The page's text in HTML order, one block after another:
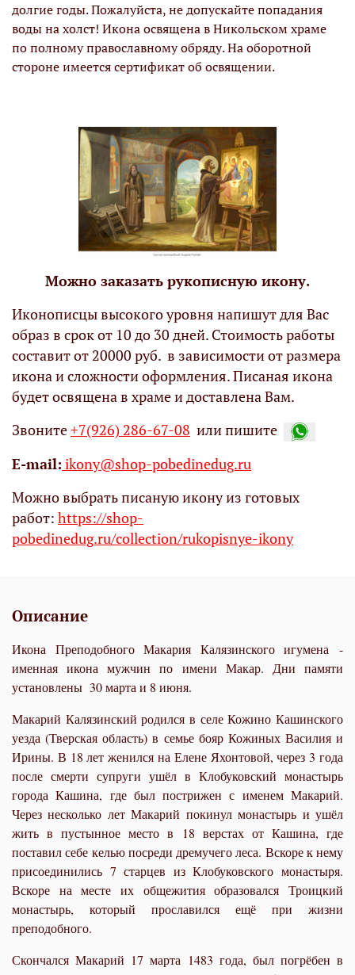
долгие годы. Пожалуйста, не допускайте попадания
воды на холст! Икона освящена в Никольском храме
по полному православному обряду. На оборотной
стороне имеется сертификат об освящении.
Можно заказать рукописную икону.
Иконописцы высокого уровня напишут для Вас
образ в срок от 10 до 30 дней. Стоимость работы
составит от 20000 руб. в зависимости от размера
икона и сложности оформления. Писаная икона
будет освящена в храме и доставлена Вам.
Звоните+7(926) 286-67-08 или пишите
Е-mail: ikony@shop-pobedinedug.ru
Можно выбрать писаную икону из готовых
работ: https://shop-
pobedinedug.ru/collection/rukopisnye-ikony
Описание
Икона Преподобного Макария Калязинского игумена -
именная икона мужчин по имени Макар. Дни памяти
установлены 30 марта и 8 июня.
Макарий Калязинский родился в селе Кожино Кашинского
уезда (Тверская область) в семье бояр Кожиных Василия и
Ирины. В 18 лет женился на Елене Яхонтовой, через 3 года
после смерти супруги ушёл в Клобуковский монастырь
города Кашина, где был пострижен с именем Макарий.
Через несколько лет Макарий покинул монастырь и ушёл
жить в пустынное место в 18 верстах от Кашина, где
поставил себе келью посреди дремучего леса. Вскоре к нему
присоединились 7 старцев из Клобуковского монастыря.
Вскоре на месте их общежития образовался Троицкий
монастырь, который прославился ещё при жизни
преподобного.
Скончался Макарий 17 марта 1483 года, был погрёбен в